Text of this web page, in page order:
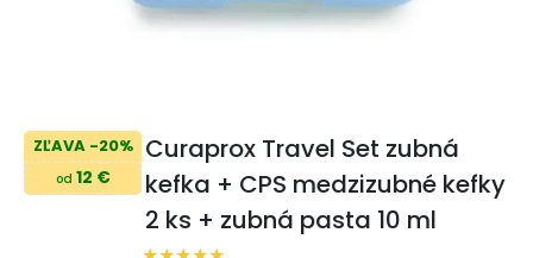
ZĽAVA -20%
od 12 €
Curaprox Travel Set zubná
kefka + CPS medzizubné kefky
2 ks + zubná pasta 10 ml